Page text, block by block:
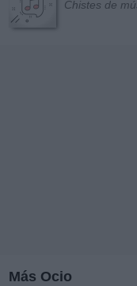
Chistes de
Más Ocio